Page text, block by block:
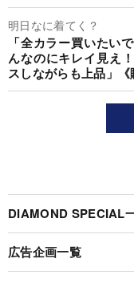
明日なに着てく？
「全カラー買いたい
んなのにキレイ見え
スしながらも上品」《
DIAMOND SPECIAL
広告企画一覧